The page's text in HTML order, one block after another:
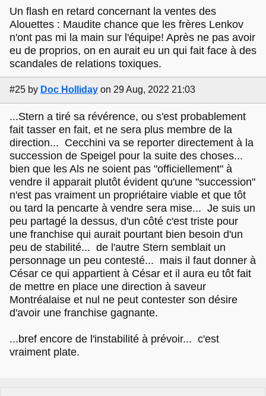
Un flash en retard concernant la ventes des
Alouettes : Maudite chance que les frères Lenkov
n'ont pas mi la main sur l'équipe! Après ne pas avoir
eu de proprios, on en aurait eu un qui fait face à des
scandales de relations toxiques.
#25 by Doc Holliday on 29 Aug, 2022 21:03
...Stern a tiré sa révérence, ou s'est probablement
fait tasser en fait, et ne sera plus membre de la
direction... Cecchini va se reporter directement à la
succession de Speigel pour la suite des choses...
bien que les Als ne soient pas "officiellement" à
vendre il apparait plutôt évident qu'une "succession"
n'est pas vraiment un propriétaire viable et que tôt
ou tard la pencarte à vendre sera mise... Je suis un
peu partagé la dessus, d'un côté c'est triste pour
une franchise qui aurait pourtant bien besoin d'un
peu de stabilité... de l'autre Stern semblait un
personnage un peu contesté... mais il faut donner à
César ce qui appartient à César et il aura eu tôt fait
de mettre en place une direction à saveur
Montréalaise et nul ne peut contester son désire
d'avoir une franchise gagnante.
...bref encore de l'instabilité à prévoir... c'est
vraiment plate.